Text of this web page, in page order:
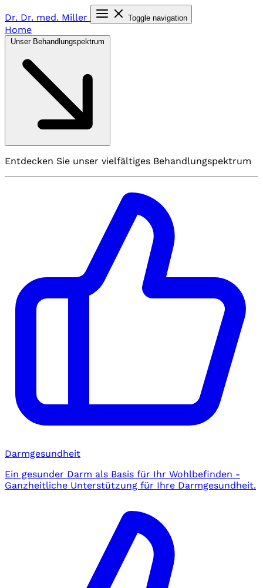
Dr. Dr. med. Miller Toggle navigation
Home
Entdecken Sie unser vielfältiges Behandlungspektrum
Darmgesundheit
Ein gesunder Darm als Basis für Ihr Wohlbefinden -
Ganzheitliche Unterstützung für Ihre Darmgesundheit.